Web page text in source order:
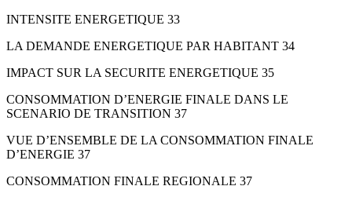
INTENSITE ENERGETIQUE 33
LA DEMANDE ENERGETIQUE PAR HABITANT 34
IMPACT SUR LA SECURITE ENERGETIQUE 35
CONSOMMATION D’ENERGIE FINALE DANS LE
SCENARIO DE TRANSITION 37
VUE D’ENSEMBLE DE LA CONSOMMATION FINALE
D’ENERGIE 37
CONSOMMATION FINALE REGIONALE 37